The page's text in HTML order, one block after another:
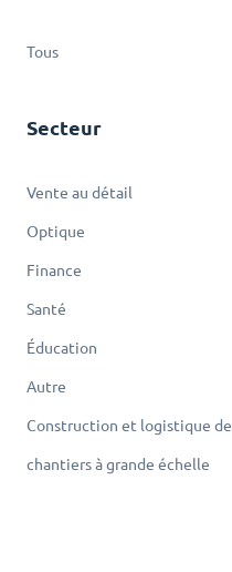
Tous
Secteur
Vente au détail
Optique
Finance
Santé
Éducation
Autre
Construction et logistique de
chantiers à grande échelle